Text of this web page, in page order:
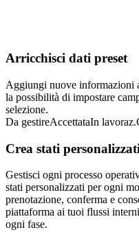
Arricchisci dati preset
Aggiungi nuove informazioni
la possibilità di impostare
selezione.
Da gestireAccettataIn lavoraz.
Crea stati
Gestisci ogni processo
stati personalizzati per ogni
prenotazione, conferma e
piattaforma ai tuoi flussi
ogni fase.